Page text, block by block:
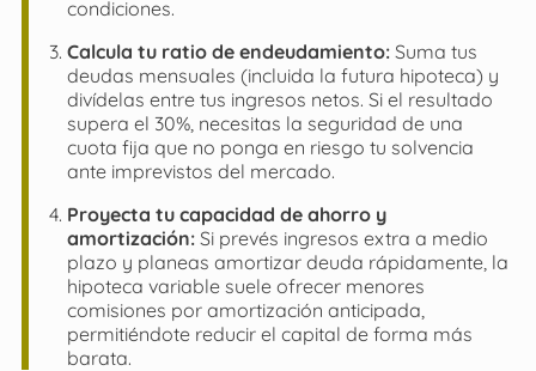
condiciones.
Calcula tu ratio de endeudamiento:Suma tus
deudas mensuales (incluida la futura hipoteca) y
divídelas entre tus ingresos netos. Si el resultado
supera el 30%, necesitas la seguridad de una
cuota fija que no ponga en riesgo tu solvencia
ante imprevistos del mercado.
Proyecta tu capacidad de ahorro y
amortización:Si prevés ingresos extra a medio
plazo y planeas amortizar deuda rápidamente, la
hipoteca variable suele ofrecer menores
comisiones por amortización anticipada,
permitiéndote reducir el capital de forma más
barata.